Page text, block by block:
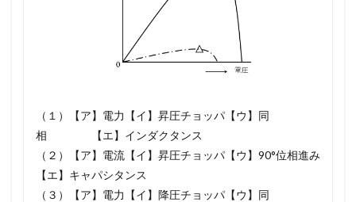
（１）【ア】電力【イ】昇圧チョッパ【ウ】同
相 【エ】インダクタンス
（２）【ア】電流【イ】昇圧チョッパ【ウ】90°位相進み
【エ】キャパシタンス
（３）【ア】電力【イ】降圧チョッパ【ウ】同